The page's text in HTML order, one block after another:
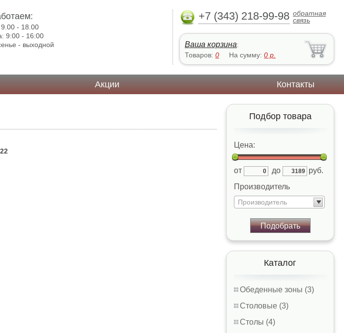
9.00 - 18.00
9:00 - 16:00
- выходной
+7 (343) 218-99-98 обратная
связь
Ваша корзина:
Товаров: 0 На сумму: 0 р.
Акции Контакты
Подбор товара
Цена:
от до
руб.
Производитель
Производитель
Подобрать
Каталог
Обеденные зоны (3)
Столовые (3)
Столы (4)